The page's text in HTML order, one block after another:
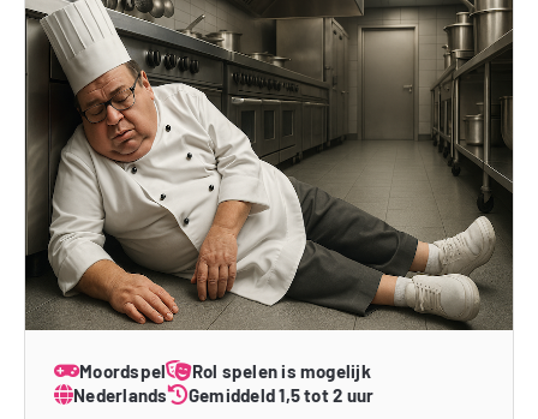
Moordspel
Rol spelen is mogelijk
Nederlands
Gemiddeld 1,5 tot 2 uur